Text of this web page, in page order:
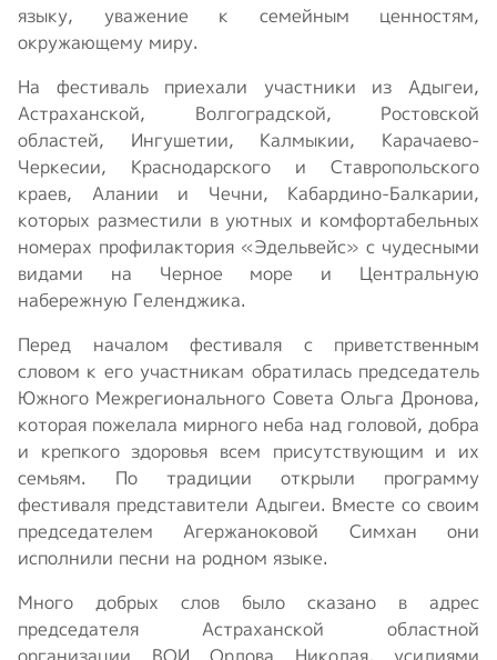
языку, уважение к семейным ценностям,
окружающему миру.
На фестиваль приехали участники из Адыгеи,
Астраханской, Волгоградской, Ростовской
областей, Ингушетии, Калмыкии, Карачаево-
Черкесии, Краснодарского и Ставропольского
краев, Алании и Чечни, Кабардино-Балкарии,
которых разместили в уютных и комфортабельных
номерах профилактория «Эдельвейс» с чудесными
видами на Черное море и Центральную
набережную Геленджика.
Перед началом фестиваля с приветственным
словом к его участникам обратилась председатель
Южного Межрегионального Совета Ольга Дронова,
которая пожелала мирного неба над головой, добра
и крепкого здоровья всем присутствующим и их
семьям. По традиции открыли программу
фестиваля представители Адыгеи. Вместе со своим
председателем Агержаноковой Симхан они
исполнили песни на родном языке.
Много добрых слов было сказано в адрес
председателя Астраханской областной